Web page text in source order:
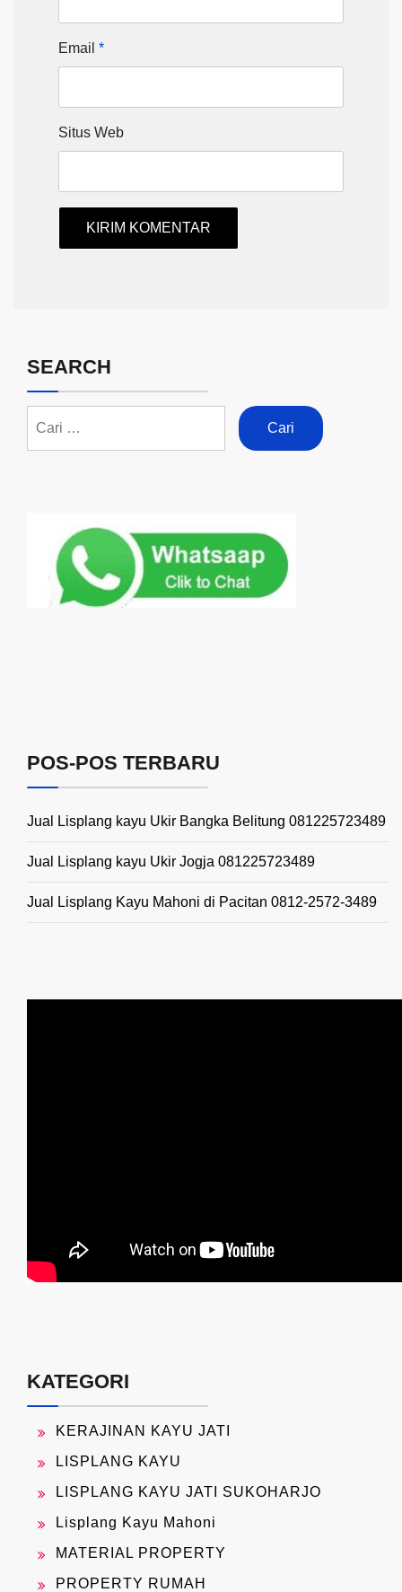
Email *
Situs Web
SEARCH
POS-POS TERBARU
Jual Lisplang kayu Ukir Bangka Belitung 081225723489
Jual Lisplang kayu Ukir Jogja 081225723489
Jual Lisplang Kayu Mahoni di Pacitan 0812-2572-3489
KATEGORI
KERAJINAN KAYU JATI
LISPLANG KAYU
LISPLANG KAYU JATI SUKOHARJO
Lisplang Kayu Mahoni
MATERIAL PROPERTY
PROPERTY RUMAH